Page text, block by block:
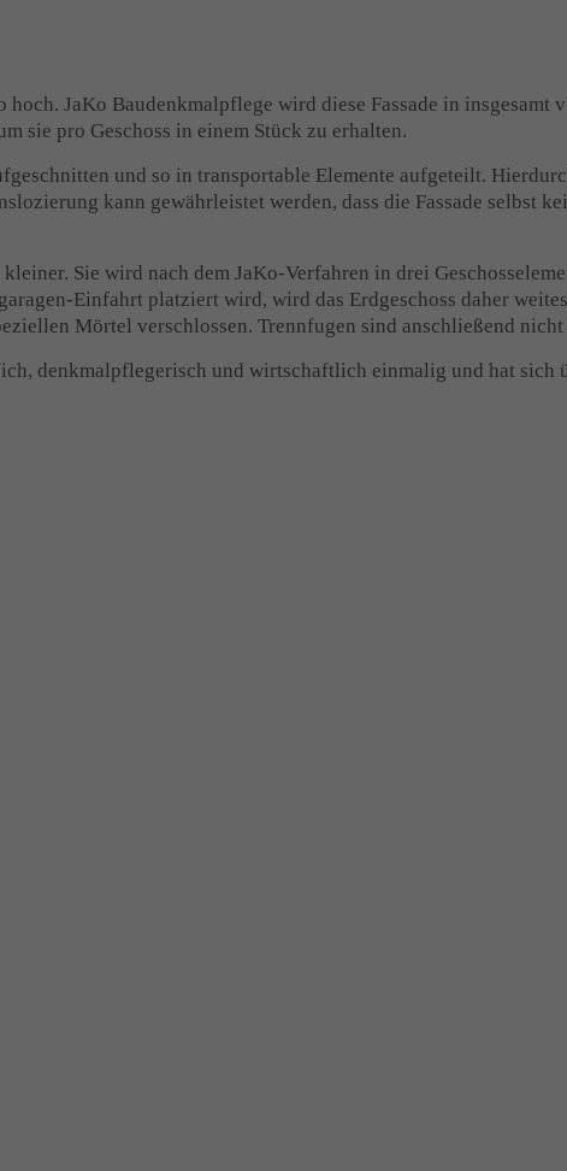
JaKo Baudenkmalpflege wird diese Fassade in insgesamt
sie pro Geschoss in einem Stück zu erhalten.
und so in transportable Elemente aufgeteilt.
kann gewährleistet werden, dass die Fassade selbst
Sie wird nach dem JaKo-Verfahren in drei
Einfahrt platziert wird, wird das Erdgeschoss daher
Mörtel verschlossen. Trennfugen sind anschließend nicht
denkmalpflegerisch und wirtschaftlich einmalig und hat sich